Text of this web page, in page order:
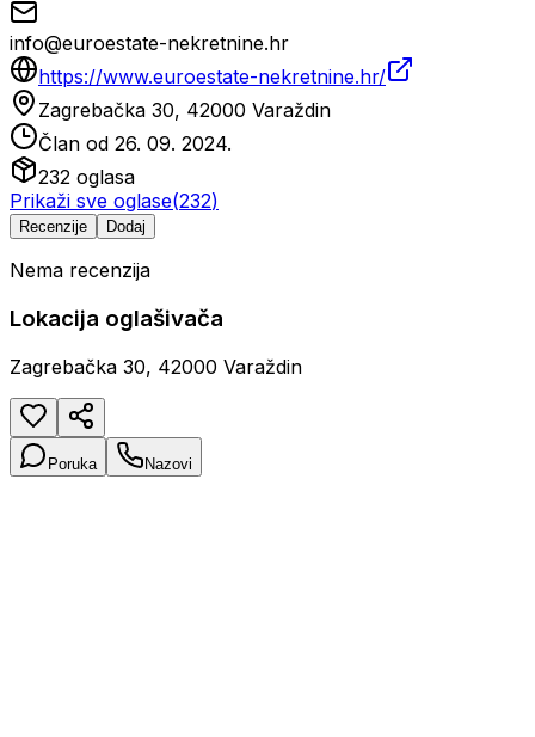
info@euroestate-nekretnine.hr
https://www.euroestate-nekretnine.hr/
Zagrebačka 30, 42000 Varaždin
Član od 26. 09. 2024.
232 oglasa
Prikaži sve oglase(232)
Recenzije Dodaj
Nema recenzija
Lokacija oglašivača
Zagrebačka 30, 42000 Varaždin
Poruka Nazovi